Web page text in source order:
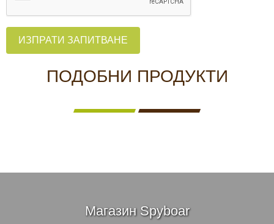
ИЗПРАТИ ЗАПИТВАНЕ
ПОДОБНИ ПРОДУКТИ
Магазин Spyboar